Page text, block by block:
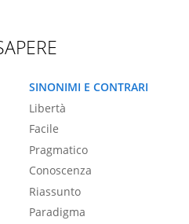
SINONIMI E CONTRARI
Libertà
Facile
Pragmatico
Conoscenza
Riassunto
Paradigma